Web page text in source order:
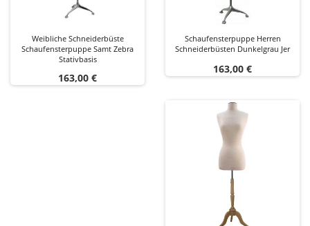
Weibliche Schneiderbüste
Schaufensterpuppe Samt Zebra
Stativbasis
Preis
163,00 €
Schaufensterpuppe Herren
Schneiderbüsten Dunkelgrau Jer
Preis
163,00 €